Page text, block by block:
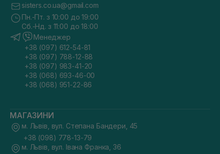
sisters.co.ua@gmail.com
Пн.-Пт. з 10:00 до 19:00
Сб.-Нд. з 11:00 до 18:00
Менеджер
+38 (097) 612-54-81
+38 (097) 788-12-88
+38 (097) 983-41-20
+38 (068) 693-46-00
+38 (068) 951-22-86
МАГАЗИНИ
м. Львів, вул. Степана Бандери, 45
+38 (098) 778-13-79
м. Львів, вул. Івана Франка, 36